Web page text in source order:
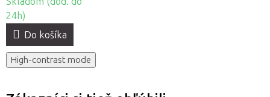
24h)
Do košíka
High-contrast mode